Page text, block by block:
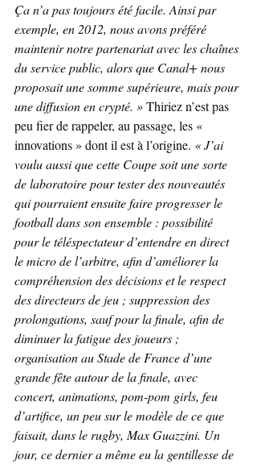
Ça n’a pas toujours été facile. Ainsi par
exemple, en 2012, nous avons préféré
maintenir notre partenariat avec les chaînes
du service public, alors que Canal+ nous
proposait une somme supérieure, mais pour
une diffusion en crypté. » Thiriez n’est pas
peu fier de rappeler, au passage, les «
innovations » dont il est à l’origine. « J’ai
voulu aussi que cette Coupe soit une sorte
de laboratoire pour tester des nouveautés
qui pourraient ensuite faire progresser le
football dans son ensemble : possibilité
pour le téléspectateur d’entendre en direct
le micro de l’arbitre, afin d’améliorer la
compréhension des décisions et le respect
des directeurs de jeu ; suppression des
prolongations, sauf pour la finale, afin de
diminuer la fatigue des joueurs ;
organisation au Stade de France d’une
grande fête autour de la finale, avec
concert, animations, pom-pom girls, feu
d’artifice, un peu sur le modèle de ce que
faisait, dans le rugby, Max Guazzini. Un
jour, ce dernier a même eu la gentillesse de